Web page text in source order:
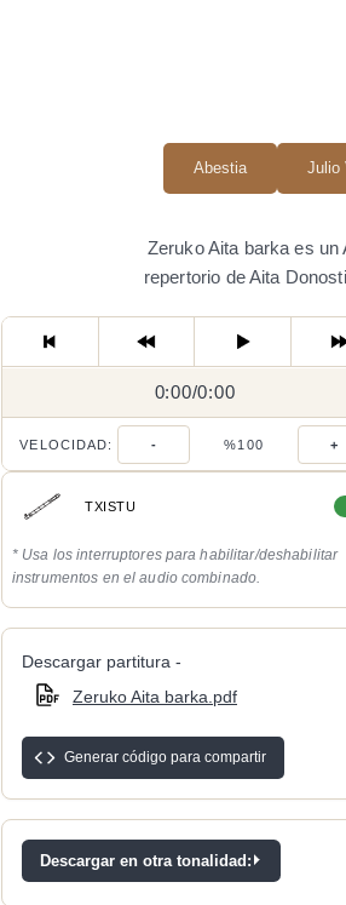
Abestia Julio
Zeruko Aita barka es
repertorio de Aita
0:00/
0:00/0:00
VELOCIDAD: - %100 +
TXISTU
* Usa los interruptores para habilitar/deshabilitar
instrumentos en el audio combinado.
Descargar partitura -
Zeruko Aita barka.pdf
Generar código para compartir
Descargar en otra tonalidad: